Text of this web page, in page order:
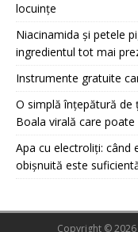
locuințe
Niacinamida și petele
ingredientul tot mai
Instrumente gratuite
O simplă înțepătură de
Boala virală care
Apa cu electroliți: când
obișnuită este
Copyright ©